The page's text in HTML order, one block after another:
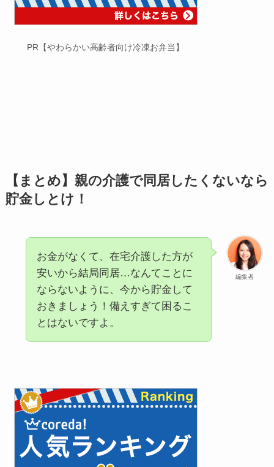
PR【やわらかい高齢者向け冷凍お弁当】
【まとめ】親の介護で同居したくないなら
貯金しとけ！
編集者
お金がなくて、在宅介護した方が
安いから結局同居…なんてことに
ならないように、今から貯金して
おきましょう！備えすぎて困るこ
とはないですよ。